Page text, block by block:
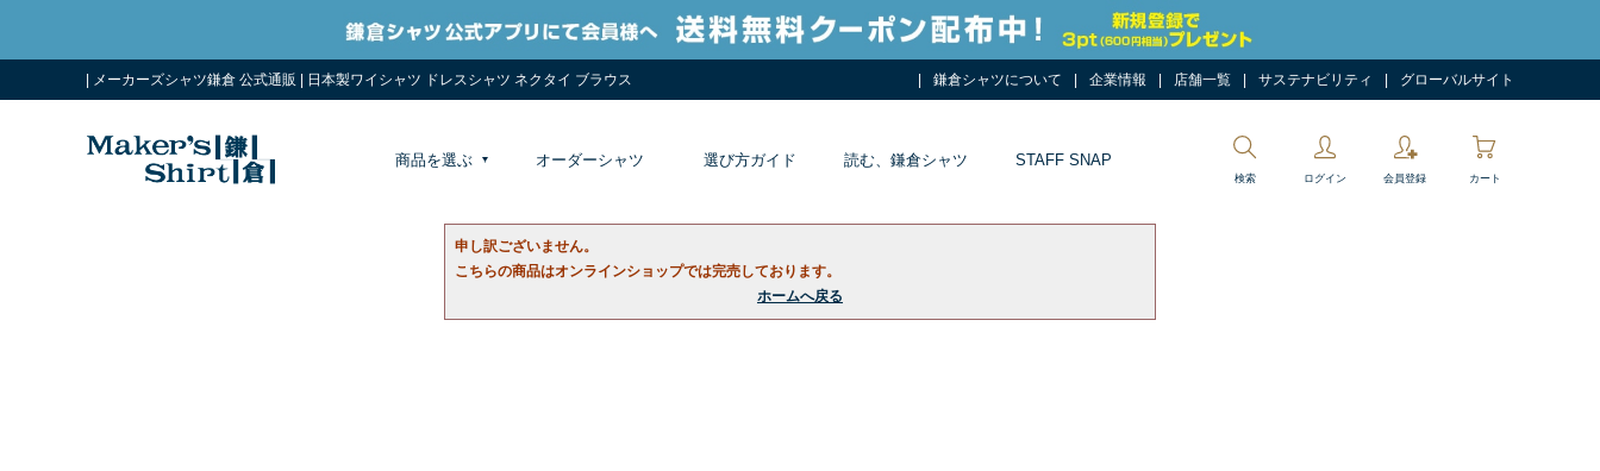
| メーカーズシャツ鎌倉 公式通販 | 日本製ワイシャツ ドレスシャツ ネクタイ ブラウス 鎌倉シャツについて 企業情報 店舗一覧 サステナビリティ グローバルサイト
商品を選ぶ オーダーシャツ 選び方ガイド 読む、鎌倉シャツ STAFF SNAP
検索 ログイン 会員登録 カート
申し訳ございません。
こちらの商品はオンラインショップでは完売しております。
ホームへ戻る